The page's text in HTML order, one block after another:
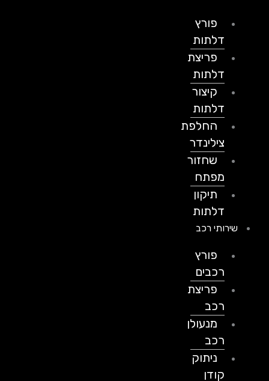
פורץ
דלתות
פריצת
דלתות
קיצור
דלתות
החלפת
צילינדר
שחזור
מפתח
תיקון
דלתות
שירותי רכב
פורץ
רכבים
פריצת
מנעולן
ניתוק